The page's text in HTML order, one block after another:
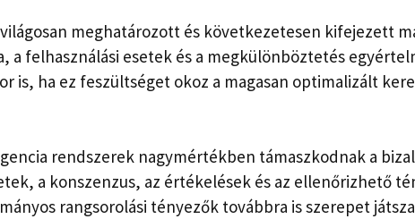
világosan meghatározott és következetesen kifejezett
a felhasználási esetek és a megkülönböztetés
is, ha ez feszültséget okoz a magasan optimalizált
rendszerek nagymértékben támaszkodnak a
a konszenzus, az értékelések és az ellenőrizhető
rangsorolási tényezők továbbra is szerepet